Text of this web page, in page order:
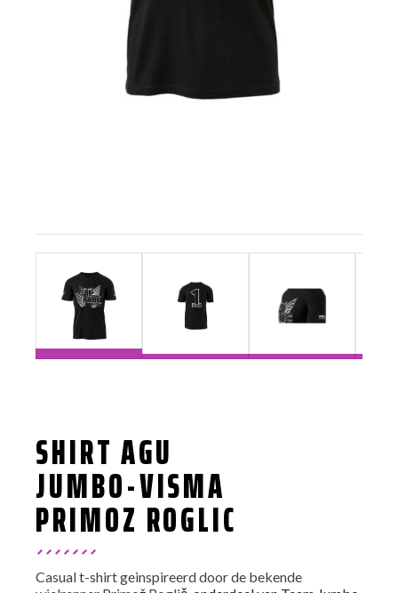
SHIRT AGU
JUMBO-VISMA
PRIMOZ ROGLIC
Casual t-shirt geinspireerd door de bekende